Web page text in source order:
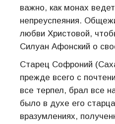
важно, как монах
непреуспеяния.
любви Христовой,
Силуан Афонский о
Старец Софроний
прежде всего с
все терпел, брал все
было в духе его
вразумлениях,